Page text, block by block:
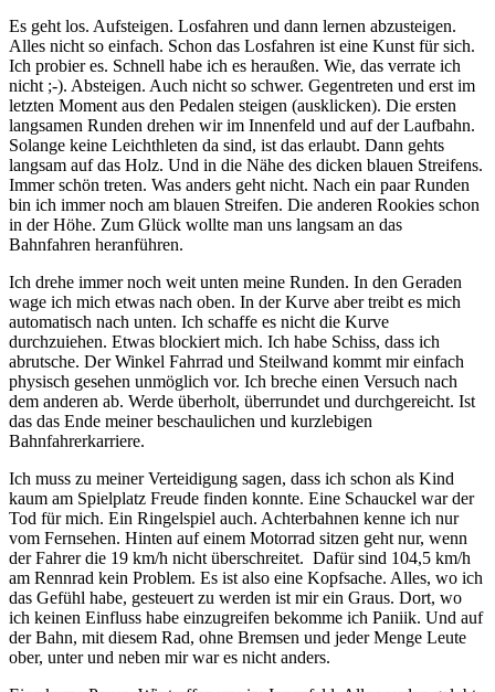
Es geht los. Aufsteigen. Losfahren und dann lernen abzusteigen.
Alles nicht so einfach. Schon das Losfahren ist eine Kunst für sich.
Ich probier es. Schnell habe ich es heraußen. Wie, das verrate ich
nicht ;-). Absteigen. Auch nicht so schwer. Gegentreten und erst im
letzten Moment aus den Pedalen steigen (ausklicken). Die ersten
langsamen Runden drehen wir im Innenfeld und auf der Laufbahn.
Solange keine Leichthleten da sind, ist das erlaubt. Dann gehts
langsam auf das Holz. Und in die Nähe des dicken blauen Streifens.
Immer schön treten. Was anders geht nicht. Nach ein paar Runden
bin ich immer noch am blauen Streifen. Die anderen Rookies schon
in der Höhe. Zum Glück wollte man uns langsam an das
Bahnfahren heranführen.
Ich drehe immer noch weit unten meine Runden. In den Geraden
wage ich mich etwas nach oben. In der Kurve aber treibt es mich
automatisch nach unten. Ich schaffe es nicht die Kurve
durchzuiehen. Etwas blockiert mich. Ich habe Schiss, dass ich
abrutsche. Der Winkel Fahrrad und Steilwand kommt mir einfach
physisch gesehen unmöglich vor. Ich breche einen Versuch nach
dem anderen ab. Werde überholt, überrundet und durchgereicht. Ist
das das Ende meiner beschaulichen und kurzlebigen
Bahnfahrerkarriere.
Ich muss zu meiner Verteidigung sagen, dass ich schon als Kind
kaum am Spielplatz Freude finden konnte. Eine Schauckel war der
Tod für mich. Ein Ringelspiel auch. Achterbahnen kenne ich nur
vom Fernsehen. Hinten auf einem Motorrad sitzen geht nur, wenn
der Fahrer die 19 km/h nicht überschreitet. Dafür sind 104,5 km/h
am Rennrad kein Problem. Es ist also eine Kopfsache. Alles, wo ich
das Gefühl habe, gesteuert zu werden ist mir ein Graus. Dort, wo
ich keinen Einfluss habe einzugreifen bekomme ich Paniik. Und auf
der Bahn, mit diesem Rad, ohne Bremsen und jeder Menge Leute
ober, unter und neben mir war es nicht anders.